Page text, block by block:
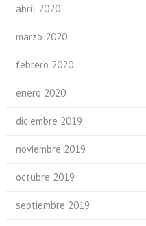
abril 2020
marzo 2020
febrero 2020
enero 2020
diciembre 2019
noviembre 2019
octubre 2019
septiembre 2019